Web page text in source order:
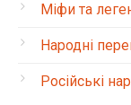
Міфи та
Народні
Російські